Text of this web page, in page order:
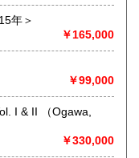
て48時間以内（日祝
よる先払いの場合、
）に発送いたしま
ール発信後、48時間
年＞
￥165,000
￥99,000
Ogawa,
￥330,000